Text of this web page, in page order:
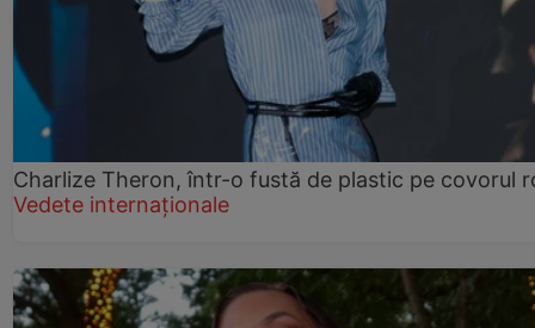
Charlize Theron, într-o fustă de plastic pe covorul
Vedete internaționale